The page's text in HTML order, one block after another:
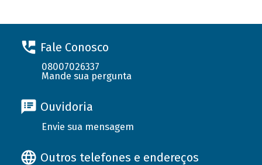
Fale Conosco
08007026337
Mande sua pergunta
Ouvidoria
Envie sua mensagem
Outros telefones e endereços